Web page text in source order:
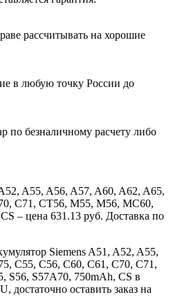
рассчитывать на хорошие
в любую точку России до
по безналичному расчету либо
A55, A56, A57, A60, A62, A65,
C71, CT56, M55, M56, MC60,
– цена 631.13 руб. Доставка по
Siemens A51, A52, A55,
C55, C56, C60, C61, C70, C71,
S56, S57A70, 750mAh, CS в
достаточно оставить заказ на